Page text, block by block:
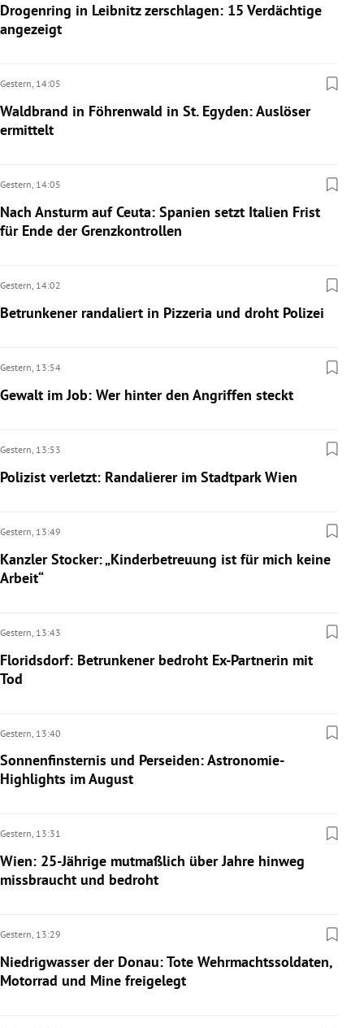
Drogenring in Leibnitz zerschlagen: 15 Verdächtige
angezeigt
Gestern, 14:05
Waldbrand in Föhrenwald in St. Egyden: Auslöser
ermittelt
Gestern, 14:05
Nach Ansturm auf Ceuta: Spanien setzt Italien Frist
für Ende der Grenzkontrollen
Gestern, 14:02
Betrunkener randaliert in Pizzeria und droht Polizei
Gestern, 13:54
Gewalt im Job: Wer hinter den Angriffen steckt
Gestern, 13:53
Polizist verletzt: Randalierer im Stadtpark Wien
Gestern, 13:49
Kanzler Stocker: „Kinderbetreuung ist für mich keine
Arbeit“
Gestern, 13:43
Floridsdorf: Betrunkener bedroht Ex-Partnerin mit
Tod
Gestern, 13:40
Sonnenfinsternis und Perseiden: Astronomie-
Highlights im August
Gestern, 13:31
Wien: 25-Jährige mutmaßlich über Jahre hinweg
missbraucht und bedroht
Gestern, 13:29
Niedrigwasser der Donau: Tote Wehrmachtssoldaten,
Motorrad und Mine freigelegt